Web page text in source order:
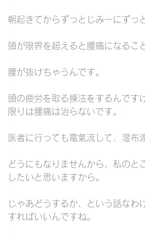
朝起きてからずっとじみーにずっ
頭が限界を超えると腰痛になるこ
腰が抜けちゃうんです。
頭の疲労を取る操法をするんです
限りは腰痛は治らないです。
医者に行っても電氣流して、湿布
どうにもなりませんから、私のと
したいと思いますから。
じゃあどうするか、という話なわ
すればいいんですね。